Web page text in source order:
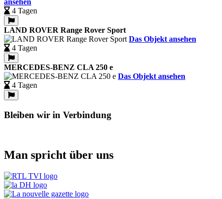
4 Tagen
LAND ROVER Range Rover Sport
Das Objekt ansehen
4 Tagen
MERCEDES-BENZ CLA 250 e
Das Objekt ansehen
4 Tagen
Bleiben wir in Verbindung
Man spricht über uns